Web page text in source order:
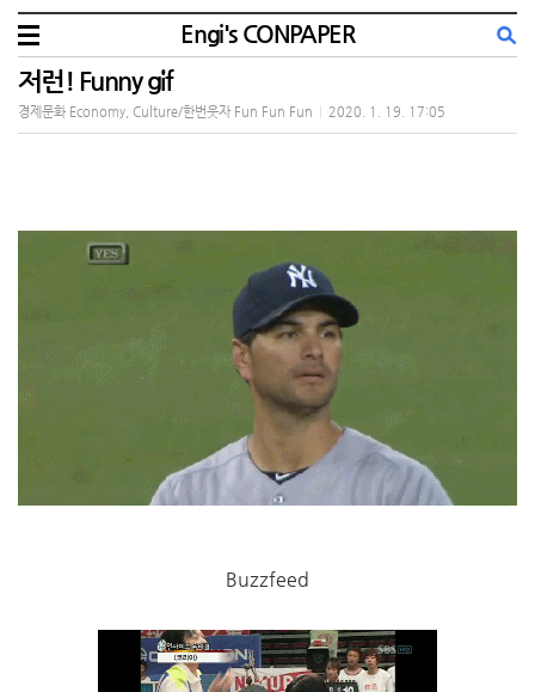
Engi's CONPAPER
저런! Funny gif
경제문화 Economy, Culture/한번웃자 Fun Fun Fun 2020. 1. 19. 17:05
Buzzfeed